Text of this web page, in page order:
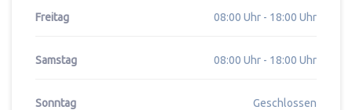
Freitag 08:00 Uhr - 18:00 Uhr
Samstag 08:00 Uhr - 18:00 Uhr
Sonntag Geschlossen